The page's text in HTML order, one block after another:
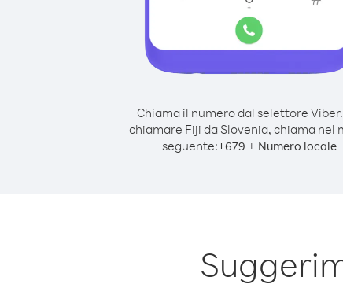
Chiama il numero dal selettore Viber.
chiamare Fiji da Slovenia, chiama nel
seguente:+679 + Numero locale